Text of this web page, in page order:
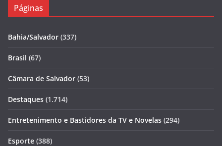
Páginas
Bahia/Salvador (337)
Brasil (67)
Câmara de Salvador (53)
Destaques (1.714)
Entretenimento e Bastidores da TV e Novelas (294)
Esporte (388)